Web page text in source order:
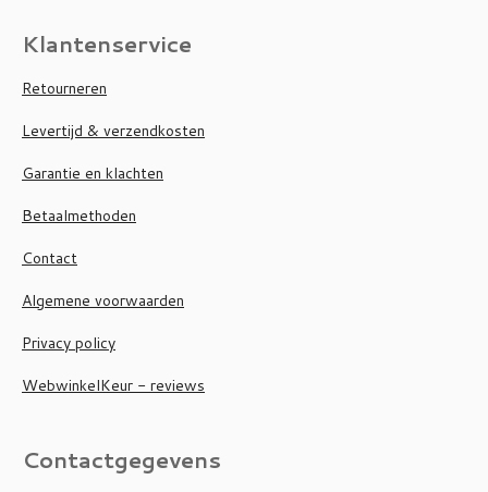
Klantenservice
Retourneren
Levertijd & verzendkosten
Garantie en klachten
Betaalmethoden
Contact
Algemene voorwaarden
Privacy policy
WebwinkelKeur - reviews
Contactgegevens